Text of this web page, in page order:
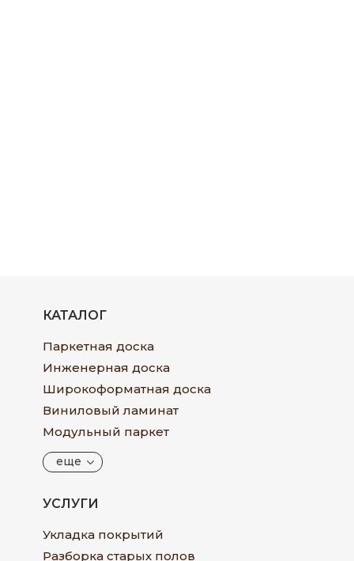
КАТАЛОГ
Паркетная доска
Инженерная доска
Широкоформатная доска
Виниловый ламинат
Модульный паркет
еще
УСЛУГИ
Укладка покрытий
Разборка старых полов